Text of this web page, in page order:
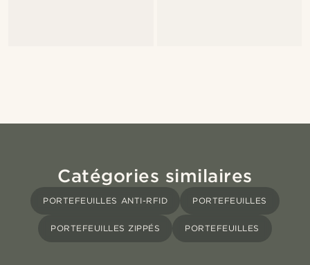
Catégories similaires
PORTEFEUILLES ANTI-RFID PORTEFEUILLES
PORTEFEUILLES ZIPPÉS PORTEFEUILLES